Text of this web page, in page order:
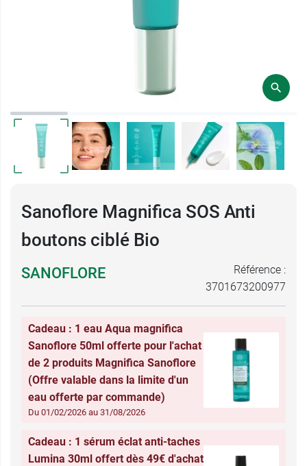
Sanoflore Magnifica SOS Anti
boutons ciblé Bio
SANOFLORE
Référence :
3701673200977
Cadeau : 1 eau Aqua magnifica
Sanoflore 50ml offerte pour l'achat
de 2 produits Magnifica Sanoflore
(Offre valable dans la limite d'un
eau offerte par commande)
Du 01/02/2026 au 31/08/2026
Cadeau : 1 sérum éclat anti-taches
Lumina 30ml offert dès 49€ d'achat